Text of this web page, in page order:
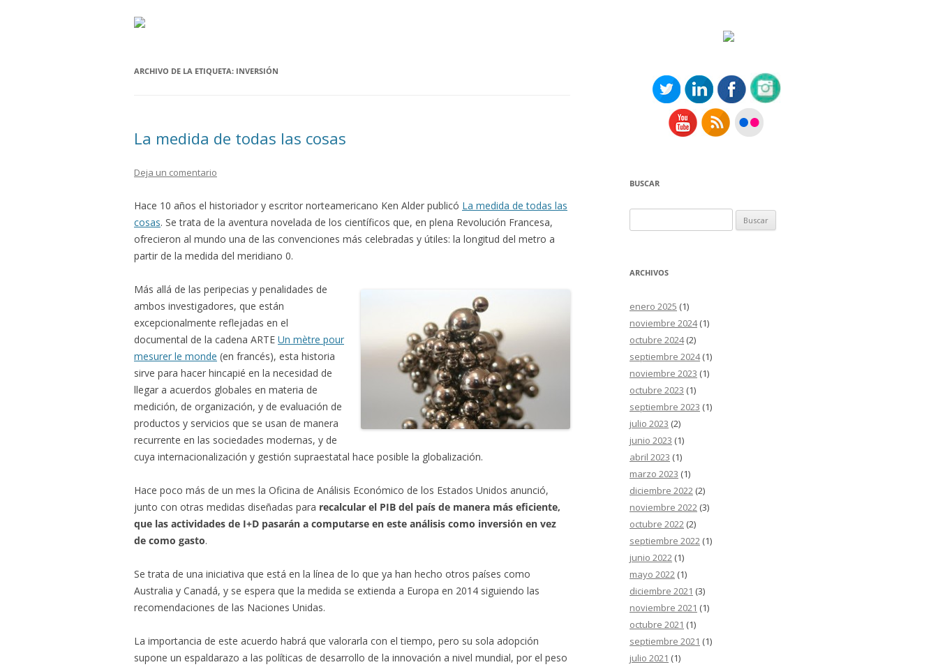
ARCHIVO DE LA ETIQUETA: INVERSIÓN
La medida de todas las cosas
Deja un comentario
Hace 10 años el historiador y escritor norteamericano Ken Alder publicó La medida de todas las
cosas. Se trata de la aventura novelada de los científicos que, en plena Revolución Francesa,
ofrecieron al mundo una de las convenciones más celebradas y útiles: la longitud del metro a
partir de la medida del meridiano 0.
Más allá de las peripecias y penalidades de
ambos investigadores, que están
excepcionalmente reflejadas en el
documental de la cadena ARTE Un mètre pour
mesurer le monde (en francés), esta historia
sirve para hacer hincapié en la necesidad de
llegar a acuerdos globales en materia de
medición, de organización, y de evaluación de
productos y servicios que se usan de manera
recurrente en las sociedades modernas, y de
cuya internacionalización y gestión supraestatal hace posible la globalización.
Hace poco más de un mes la Oficina de Análisis Económico de los Estados Unidos anunció,
junto con otras medidas diseñadas para recalcular el PIB del país de manera más eficiente,
que las actividades de I+D pasarán a computarse en este análisis como inversión en vez
de como gasto.
Se trata de una iniciativa que está en la línea de lo que ya han hecho otros países como
Australia y Canadá, y se espera que la medida se extienda a Europa en 2014 siguiendo las
recomendaciones de las Naciones Unidas.
La importancia de este acuerdo habrá que valorarla con el tiempo, pero su sola adopción
supone un espaldarazo a las políticas de desarrollo de la innovación a nivel mundial, por el peso
BUSCAR
ARCHIVOS
enero 2025 (1)
noviembre 2024(1)
octubre 2024(2)
septiembre 2024(1)
noviembre 2023 (1)
octubre 2023 (1)
septiembre 2023 (1)
julio 2023 (2)
junio 2023 (1)
abril 2023 (1)
marzo 2023 (1)
diciembre 2022 (2)
noviembre 2022 (3)
octubre 2022 (2)
septiembre 2022 (1)
junio 2022 (1)
mayo 2022 (1)
diciembre 2021 (3)
noviembre 2021 (1)
octubre 2021 (1)
septiembre 2021 (1)
julio 2021 (1)